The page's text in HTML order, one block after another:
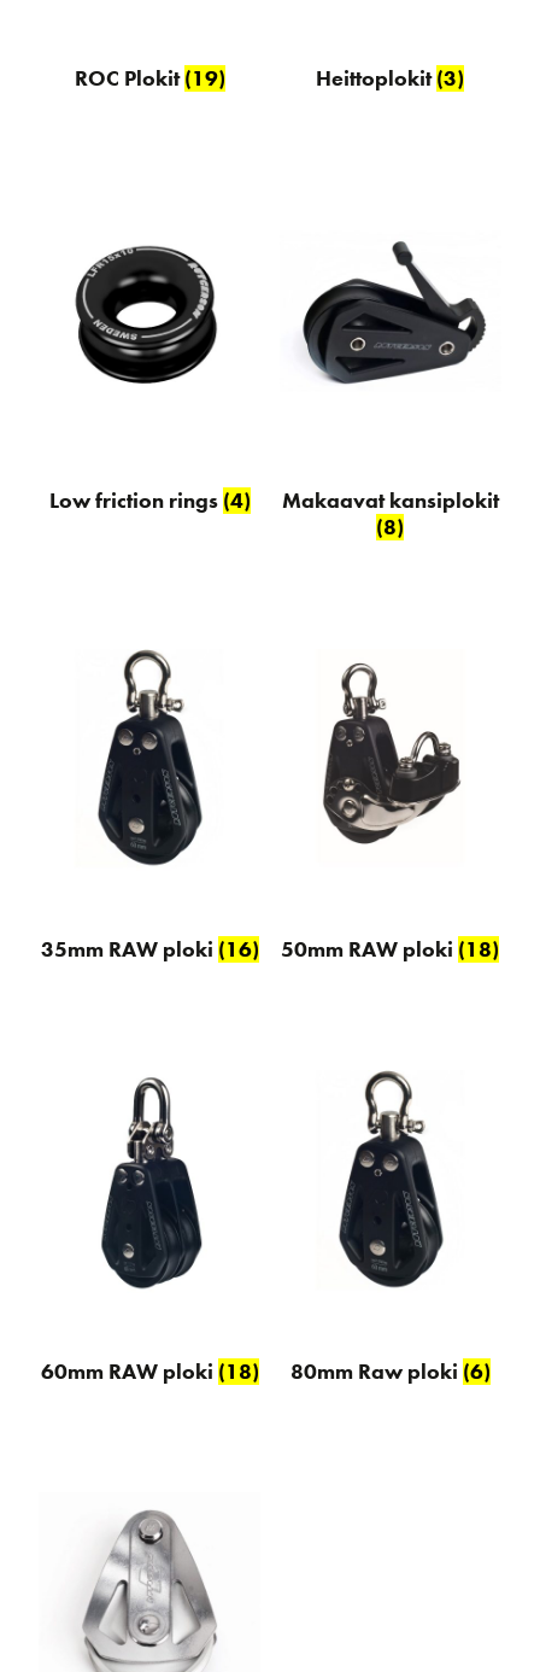
ROC Plokit(19) Heittoplokit(3)
Low friction rings (4)
Makaavat kansiplokit
(8)
35mm RAW ploki (16) 50mm RAW ploki (18)
60mm RAW ploki (18) 80mm Raw ploki (6)